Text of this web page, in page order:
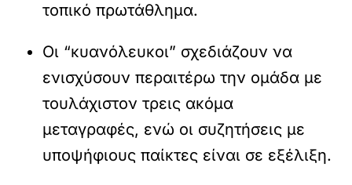
τοπικό πρωτάθλημα.
Οι “κυανόλευκοι” σχεδιάζουν να
ενισχύσουν περαιτέρω την ομάδα με
τουλάχιστον τρεις ακόμα
μεταγραφές, ενώ οι συζητήσεις με
υποψήφιους παίκτες είναι σε εξέλιξη.